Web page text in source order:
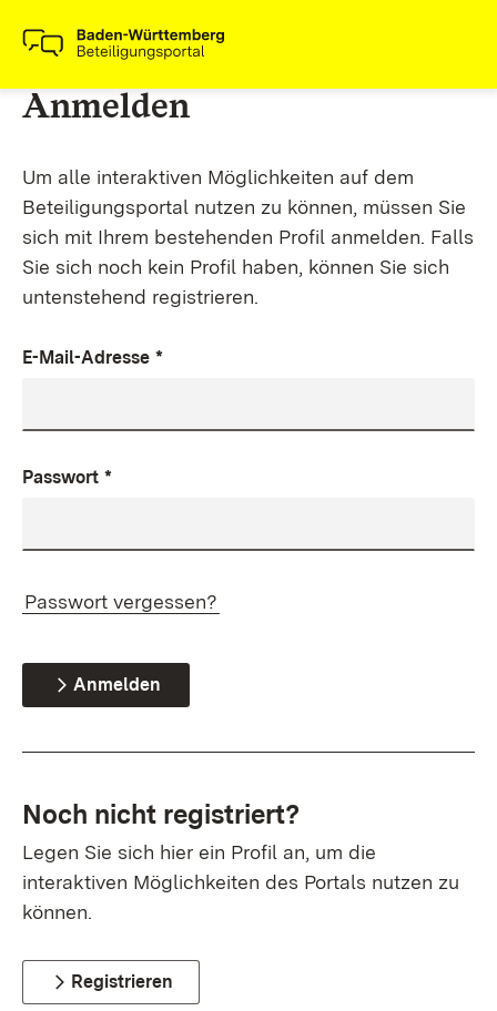
Anmelden
Um alle interaktiven Möglichkeiten auf dem
Beteiligungsportal nutzen zu können, müssen Sie
sich mit Ihrem bestehenden Profil anmelden. Falls
Sie sich noch kein Profil haben, können Sie sich
untenstehend registrieren.
E-Mail-Adresse *
Passwort *
Passwort vergessen?
Anmelden
Noch nicht registriert?
Legen Sie sich hier ein Profil an, um die
interaktiven Möglichkeiten des Portals nutzen zu
können.
Registrieren